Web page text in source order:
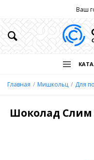
Ваш
Главная Мишкольц Для
Шоколад